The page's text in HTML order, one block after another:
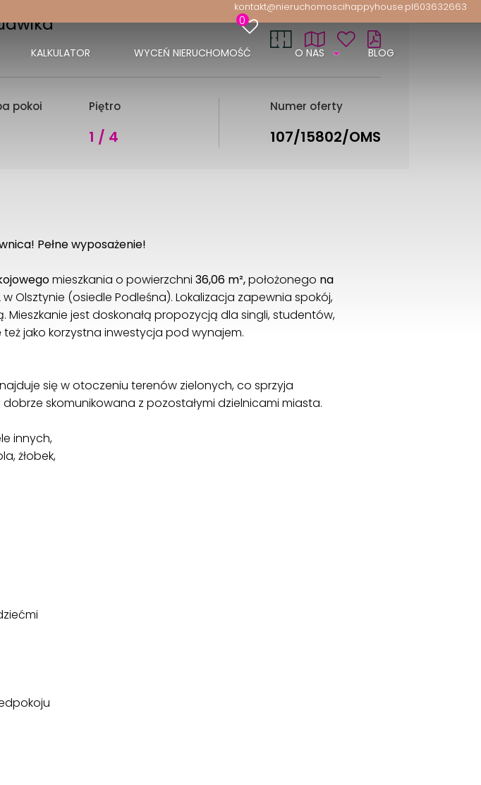
kontakt@nieruchomoscihappyhouse.pl603632663
0
KALKULATOR WYCEŃ NIERUCHOMOŚĆ O NAS BLOG
pokoi Piętro
1 / 4
Numer oferty
107/15802/OMS
Pełne wyposażenie!
mieszkania o powierzchni 36,06 m²,położonego na
w Olsztynie (osiedle Podleśna). Lokalizacja zapewnia spokój,
Mieszkanie jest doskonałą propozycją dla singli, studentów,
jako korzystna inwestycja pod wynajem.
się w otoczeniu terenów zielonych, co sprzyja
skomunikowana z pozostałymi dzielnicami miasta.
innych,
żłobek,